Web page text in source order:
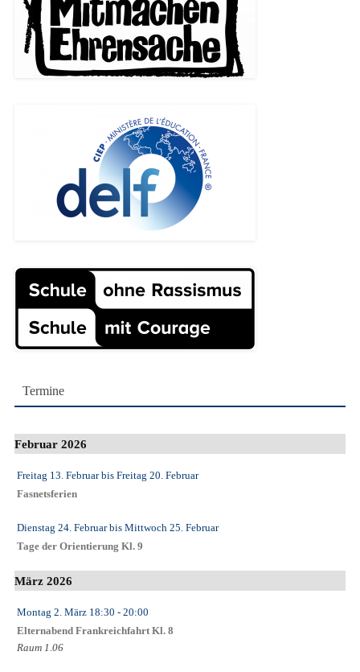
Termine
Februar 2026
Freitag 13. Februarbis Freitag 20. Februar
Fasnetsferien
Dienstag 24. Februarbis Mittwoch 25. Februar
Tage der Orientierung Kl. 9
März 2026
Montag 2. März 18:30 - 20:00
Elternabend Frankreichfahrt Kl. 8
Raum 1.06